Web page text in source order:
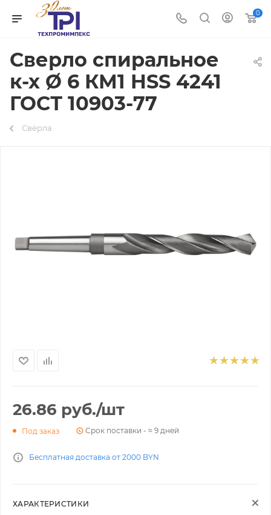
0
Сверло спиральное
к-х Ø 6 КМ1 HSS 4241
ГОСТ 10903-77
Свёрла
26.86 руб./шт
Под заказ Срок поставки - ≈ 9 дней
Бесплатная доставка от 2000 BYN
ХАРАКТЕРИСТИКИ